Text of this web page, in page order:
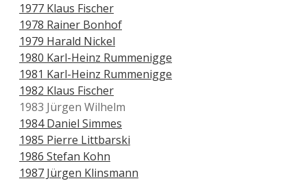
1977 Klaus Fischer
1978 Rainer Bonhof
1979 Harald Nickel
1980 Karl-Heinz Rummenigge
1981 Karl-Heinz Rummenigge
1982 Klaus Fischer
1983 Jürgen Wilhelm
1984 Daniel Simmes
1985 Pierre Littbarski
1986 Stefan Kohn
1987 Jürgen Klinsmann